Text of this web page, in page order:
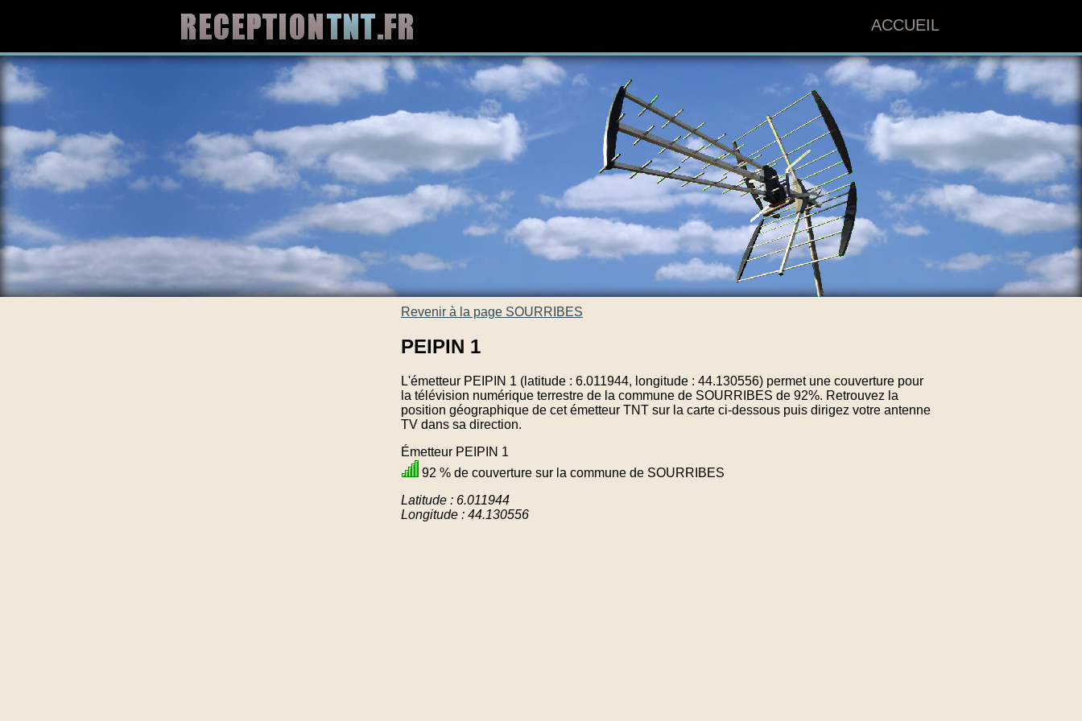
ACCUEIL
Revenir à la page SOURRIBES
PEIPIN 1
L'émetteur PEIPIN 1 (latitude : 6.011944, longitude : 44.130556) permet une couverture pour
la télévision numérique terrestre de la commune de SOURRIBES de 92%. Retrouvez la
position géographique de cet émetteur TNT sur la carte ci-dessous puis dirigez votre antenne
TV dans sa direction.
Émetteur PEIPIN 1
92 % de couverture sur la commune de SOURRIBES
Latitude : 6.011944
Longitude : 44.130556